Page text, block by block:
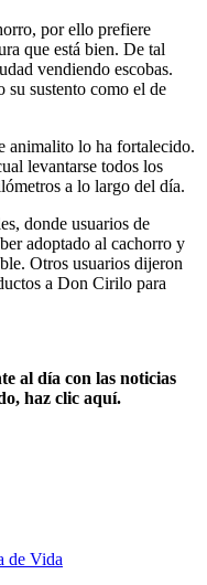
por ello prefiere
que está bien. De tal
vendiendo escobas.
su sustento como el de
animalito lo ha fortalecido.
levantarse todos los
a lo largo del día.
donde usuarios de
adoptado al cachorro y
Otros usuarios dijeron
a Don Cirilo para
al día con las noticias
haz clic aquí.
de Vida